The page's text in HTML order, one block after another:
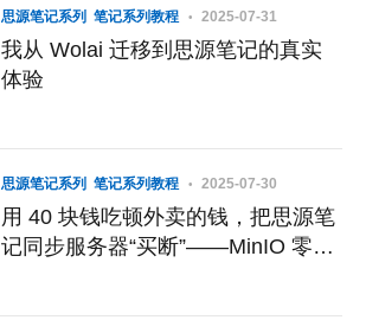
思源笔记系列 笔记系列教程 2025-07-31
我从 Wolai 迁移到思源笔记的真实
体验
思源笔记系列 笔记系列教程 2025-07-30
用 40 块钱吃顿外卖的钱，把思源笔
记同步服务器“买断”——MinIO 零门